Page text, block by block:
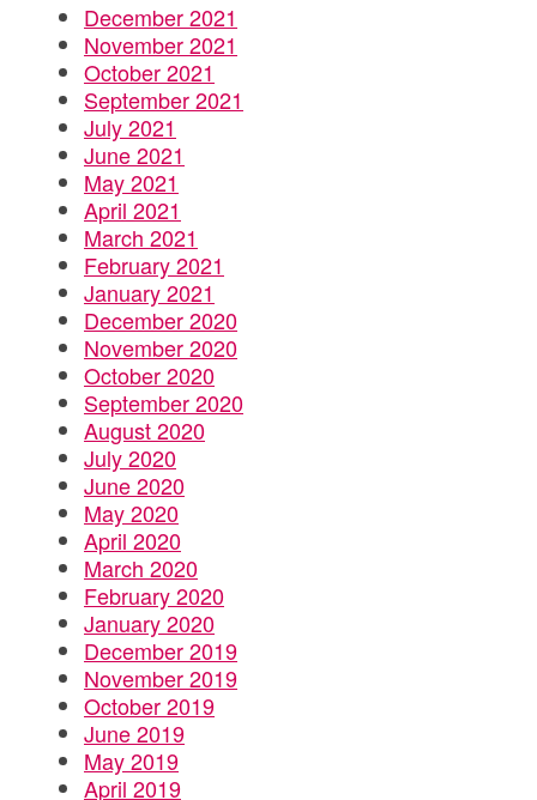
December 2021
November 2021
October 2021
September 2021
July 2021
June 2021
May 2021
April 2021
March 2021
February 2021
January 2021
December 2020
November 2020
October 2020
September 2020
August 2020
July 2020
June 2020
May 2020
April 2020
March 2020
February 2020
January 2020
December 2019
November 2019
October 2019
June 2019
May 2019
April 2019